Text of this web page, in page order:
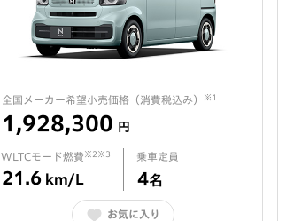
全国メーカー希望小売価格（ 消費税込み） ※1
1,928,300 円
WLTCモード燃費 ※2※3
21.6 km/L
乗車定員
4名
お気に入り